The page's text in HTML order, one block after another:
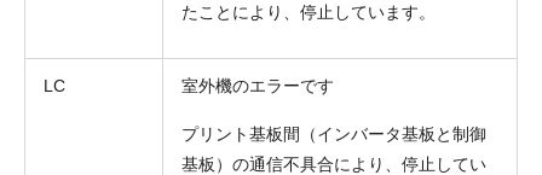
たことにより、停止しています。
LC 室外機のエラーです
プリント基板間（インバータ基板と制御
基板）の通信不具合により、停止してい